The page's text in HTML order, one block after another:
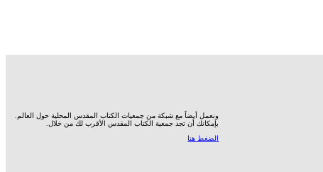
ونعمل أيضاً مع شبكة من جمعيات الكتاب المقدس المحلية حول العالم.
بإمكانك أن تجد جمعية الكتاب المقدس الأقرب لك من خلال.
الضغط هنا